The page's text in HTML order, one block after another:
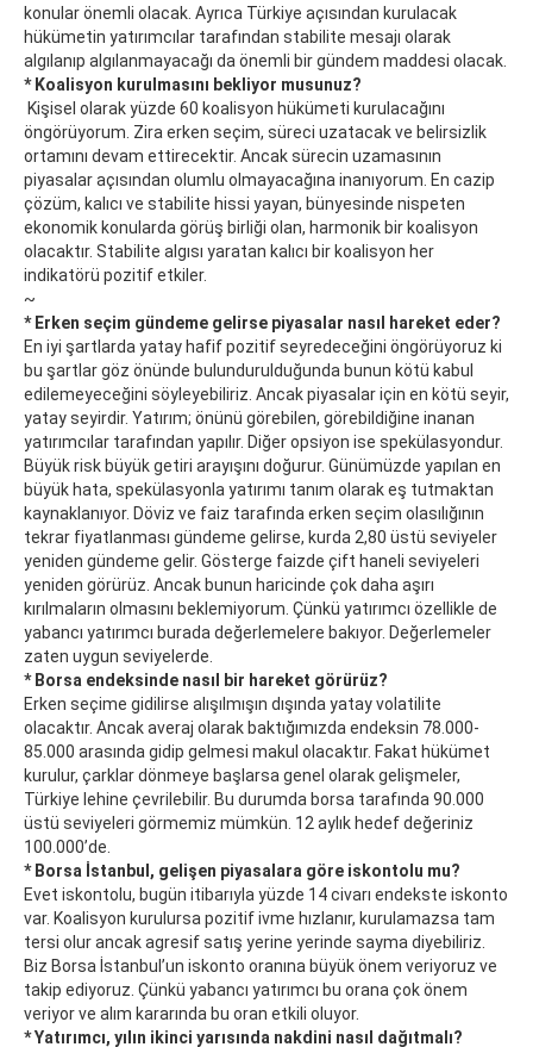
konular önemli olacak. Ayrıca Türkiye açısından kurulacak
hükümetin yatırımcılar tarafından stabilite mesajı olarak
algılanıp algılanmayacağı da önemli bir gündem maddesi olacak.
* Koalisyon kurulmasını bekliyor musunuz?
Kişisel olarak yüzde 60 koalisyon hükümeti kurulacağını
öngörüyorum. Zira erken seçim, süreci uzatacak ve belirsizlik
ortamını devam ettirecektir. Ancak sürecin uzamasının
piyasalar açısından olumlu olmayacağına inanıyorum. En cazip
çözüm, kalıcı ve stabilite hissi yayan, bünyesinde nispeten
ekonomik konularda görüş birliği olan, harmonik bir koalisyon
olacaktır. Stabilite algısı yaratan kalıcı bir koalisyon her
indikatörü pozitif etkiler.
~
* Erken seçim gündeme gelirse piyasalar nasıl hareket eder?
En iyi şartlarda yatay hafif pozitif seyredeceğini öngörüyoruz ki
bu şartlar göz önünde bulundurulduğunda bunun kötü kabul
edilemeyeceğini söyleyebiliriz. Ancak piyasalar için en kötü seyir,
yatay seyirdir. Yatırım; önünü görebilen, görebildiğine inanan
yatırımcılar tarafından yapılır. Diğer opsiyon ise spekülasyondur.
Büyük risk büyük getiri arayışını doğurur. Günümüzde yapılan en
büyük hata, spekülasyonla yatırımı tanım olarak eş tutmaktan
kaynaklanıyor. Döviz ve faiz tarafında erken seçim olasılığının
tekrar fiyatlanması gündeme gelirse, kurda 2,80 üstü seviyeler
yeniden gündeme gelir. Gösterge faizde çift haneli seviyeleri
yeniden görürüz. Ancak bunun haricinde çok daha aşırı
kırılmaların olmasını beklemiyorum. Çünkü yatırımcı özellikle de
yabancı yatırımcı burada değerlemelere bakıyor. Değerlemeler
zaten uygun seviyelerde.
* Borsa endeksinde nasıl bir hareket görürüz?
Erken seçime gidilirse alışılmışın dışında yatay volatilite
olacaktır. Ancak averaj olarak baktığımızda endeksin 78.000-
85.000 arasında gidip gelmesi makul olacaktır. Fakat hükümet
kurulur, çarklar dönmeye başlarsa genel olarak gelişmeler,
Türkiye lehine çevrilebilir. Bu durumda borsa tarafında 90.000
üstü seviyeleri görmemiz mümkün. 12 aylık hedef değeriniz
100.000’de.
* Borsa İstanbul, gelişen piyasalara göre iskontolu mu?
Evet iskontolu, bugün itibarıyla yüzde 14 civarı endekste iskonto
var. Koalisyon kurulursa pozitif ivme hızlanır, kurulamazsa tam
tersi olur ancak agresif satış yerine yerinde sayma diyebiliriz.
Biz Borsa İstanbul’un iskonto oranına büyük önem veriyoruz ve
takip ediyoruz. Çünkü yabancı yatırımcı bu orana çok önem
veriyor ve alım kararında bu oran etkili oluyor.
* Yatırımcı, yılın ikinci yarısında nakdini nasıl dağıtmalı?